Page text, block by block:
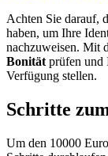
Achten Sie darauf,
haben, um Ihre
nachzuweisen. Mit
Bonität prüfen und
Verfügung stellen.
Schritte
Um den 10000